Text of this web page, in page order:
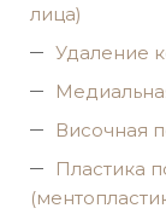
лица)
Удаление
Височная
Пластика